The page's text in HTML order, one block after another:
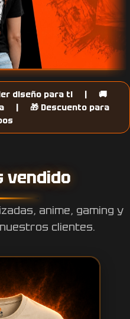
diseño para ti | 🚚
| 🎁 Descuento para
vendido
anime, gaming y
clientes.